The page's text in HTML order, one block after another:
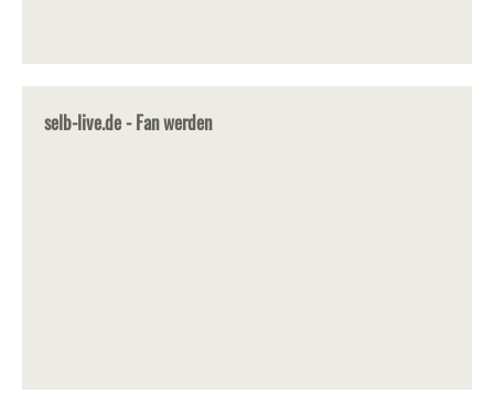
selb-live.de - Fan werden